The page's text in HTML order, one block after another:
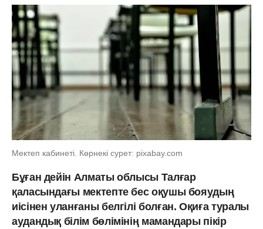
Мектеп кабинеті. Көрнекі сурет: pixabay.com
Бұған дейін Алматы облысы Талғар
қаласындағы мектепте бес оқушы бояудың
иісінен уланғаны белгілі болған. Оқиға туралы
аудандық білім бөлімінің мамандары пікір